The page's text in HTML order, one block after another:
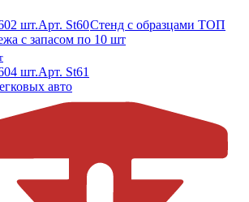
шт.Арт. St60Стенд с образцами ТОП
с запасом по 10 шт
шт.Арт. St61
авто